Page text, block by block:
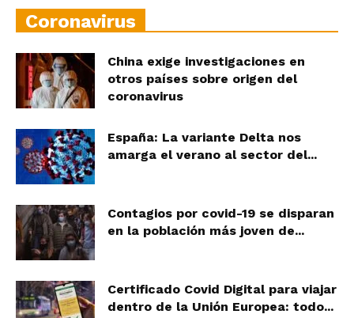
Coronavirus
China exige investigaciones en
otros países sobre origen del
coronavirus
España: La variante Delta nos
amarga el verano al sector del...
Contagios por covid-19 se disparan
en la población más joven de...
Certificado Covid Digital para viajar
dentro de la Unión Europea: todo...